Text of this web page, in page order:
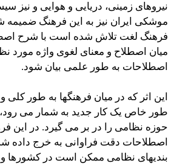
نیروهای زمینی، دریایی و هوایی و نیز
موشکی ایران نیز به این فرهنگ
فرهنگ لغت تلاش شده است با شرح
میان اصطلاح و معنای لغوی واژه مورد
اصطلاحات به طور علمی بیان شود.
این اثر که در میان فرهنگها به طور کلی
طور خاص یک کار جدید به شمار می
حوزه نظامی را در بر می گیرد. در این
اصطلاحات دقت فراوانی به خرج داده
بندیهای نظامی ممکن است در کشورها و